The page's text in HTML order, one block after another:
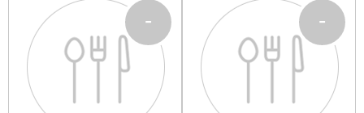
- -